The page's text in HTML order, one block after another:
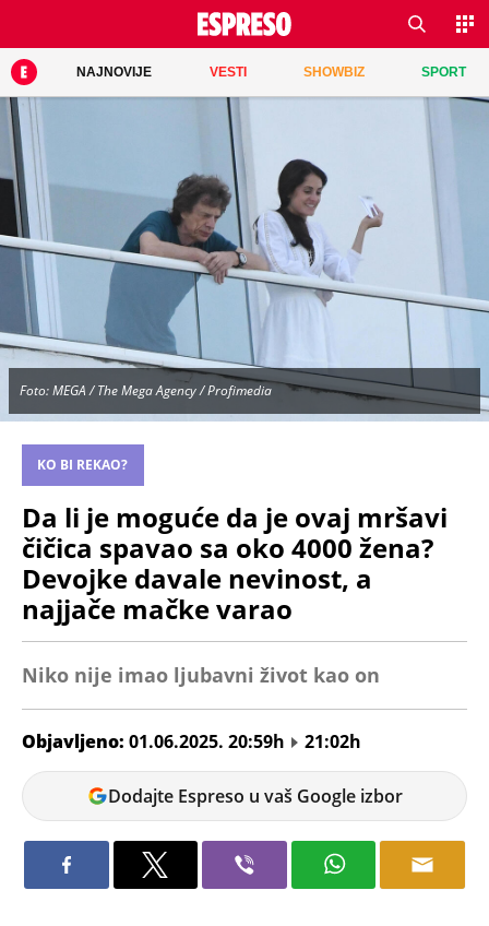
NAJNOVIJE VESTI SHOWBIZ SPORT
Foto: MEGA / The Mega Agency / Profimedia
KO BI REKAO?
Da li je moguće da je ovaj mršavi
čičica spavao sa oko 4000 žena?
Devojke davale nevinost, a
najjače mačke varao
Niko nije imao ljubavni život kao on
Objavljeno: 01.06.2025. 20:59h
21:02h
Milica
StanimirovićDodajte Espreso u vaš Google izbor